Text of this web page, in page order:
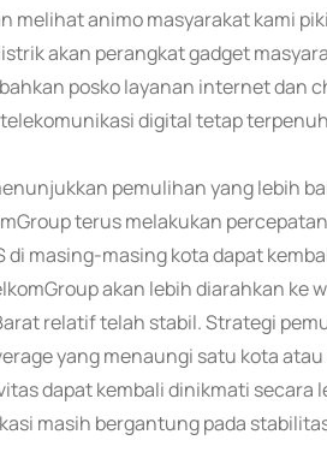
melihat animo masyarakat kami
akan perangkat gadget
posko layanan internet dan
digital tetap
pemulihan yang lebih
terus melakukan
masing-masing kota dapat
akan lebih diarahkan ke
relatif telah stabil. Strategi
yang menaungi satu kota
dapat kembali dinikmati secara
masih bergantung pada